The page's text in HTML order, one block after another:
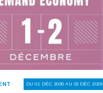
DU 01 DÉC. 2026 AU 02 DÉC. 2026